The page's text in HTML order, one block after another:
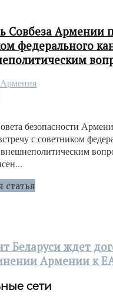
Совбеза Армении
федерального
безопасности
с советником
Беларуси ждет
Армении к
сети